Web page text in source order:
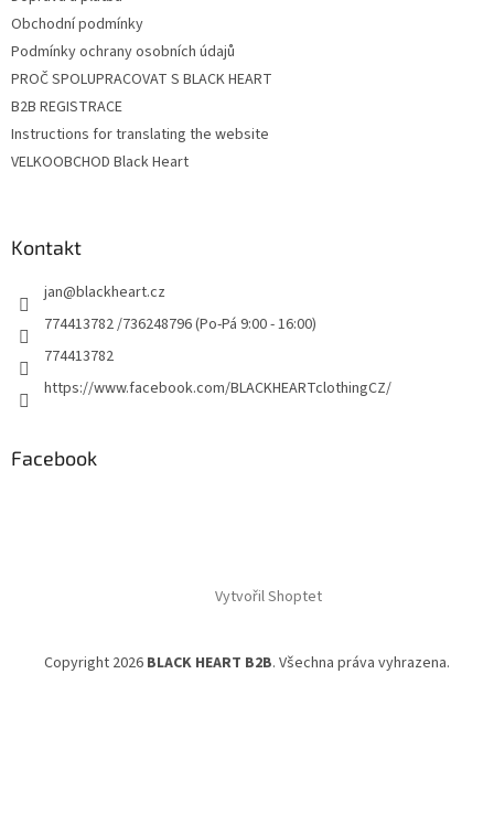
Obchodní podmínky
Podmínky ochrany osobních údajů
PROČ SPOLUPRACOVAT S BLACK HEART
B2B REGISTRACE
Instructions for translating the website
VELKOOBCHOD Black Heart
Kontakt
jan@blackheart.cz
774413782 /736248796 (Po-Pá 9:00 - 16:00)
774413782
https://www.facebook.com/BLACKHEARTclothingCZ/
Facebook
Vytvořil Shoptet
Copyright 2026 BLACK HEART B2B. Všechna práva vyhrazena.